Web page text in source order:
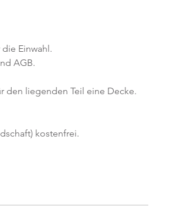
Einwahl.
AGB.
den liegenden Teil eine Decke.
kostenfrei.